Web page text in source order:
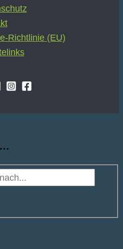
Richtlinie (EU)